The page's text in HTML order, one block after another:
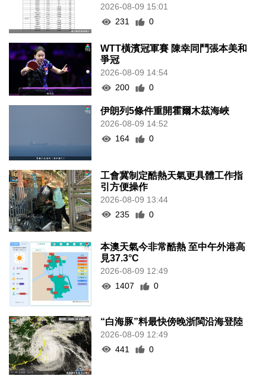
2026-08-09 15:01
231
0
WTT橫濱冠軍賽 陳幸同鬥張本美和
爭冠
2026-08-09 14:54
200
0
伊朗列5條件重開霍爾木茲海峽
2026-08-09 14:52
164
0
工會冀制定酷熱天氣更具體工作指
引方便操作
2026-08-09 13:44
235
0
本澳天氣今非常酷熱 至中午外港高
見37.3°C
2026-08-09 12:49
1407
0
“白海豚”料最快傍晚浙閩沿海登陸
2026-08-09 12:49
441
0